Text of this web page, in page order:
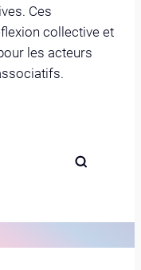
Ces
collective et
les acteurs